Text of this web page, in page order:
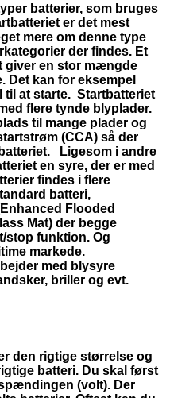
batterier, som bruges
er det mest
mere om denne type
der findes. Et
giver en stor mængde
Det kan for eksempel
at starte. Startbatteriet
flere tynde blyplader.
til mange plader og
(CCA) så der
Ligesom i andre
en syre, der er med
findes i flere
batteri,
Flooded
Mat) der begge
stop funktion. Og
markede.
med blysyre
briller og evt.
den rigtige størrelse og
batteri. Du skal først
(volt). Der